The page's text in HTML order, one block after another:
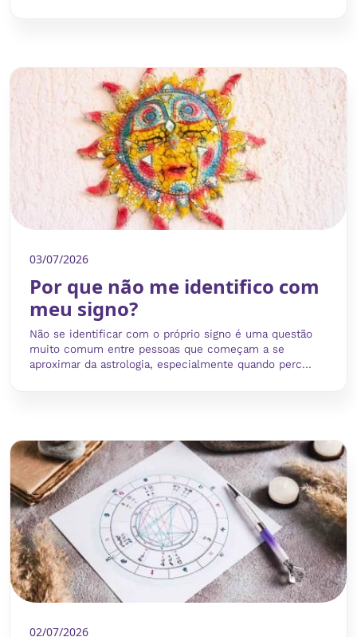
03/07/2026
Por que não me identifico com
meu signo?
Não se identificar com o próprio signo é uma questão
muito comum entre pessoas que começam a se
aproximar da astrologia, especialmente quando perc...
02/07/2026